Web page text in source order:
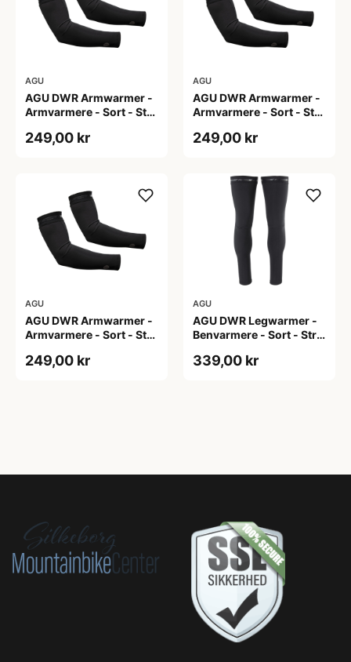
AGU
AGU DWR Armwarmer -
Armvarmere - Sort - Str.
249,00 kr
AGU
AGU DWR Armwarmer -
Armvarmere - Sort - Str.
249,00 kr
AGU
AGU DWR Armwarmer -
Armvarmere - Sort - Str.
249,00 kr
AGU
AGU DWR Legwarmer -
Benvarmere - Sort - Str.
339,00 kr